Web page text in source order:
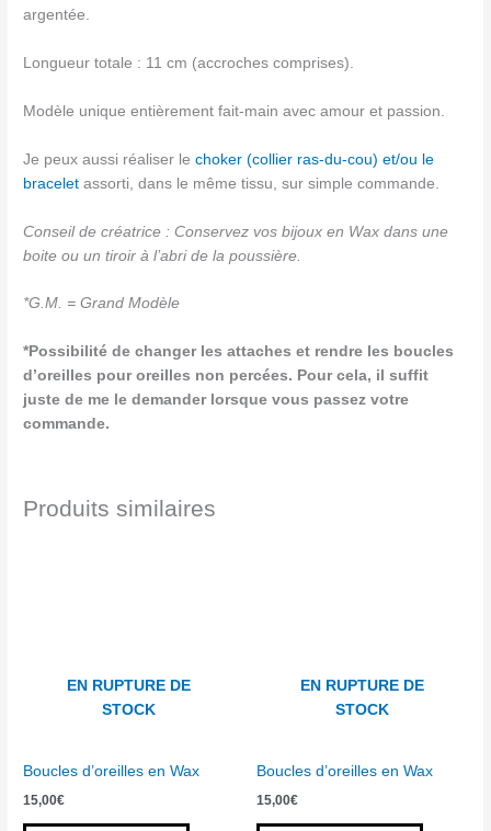
argentée.
Longueur totale : 11 cm (accroches comprises).
Modèle unique entièrement fait-main avec amour et passion.
Je peux aussi réaliser lechoker (collier ras-du-cou) et/ou le
bracelet assorti, dans le même tissu, sur simple commande.
Conseil de créatrice : Conservez vos bijoux en Wax dans une
boite ou un tiroir à l’abri de la poussière.
*G.M. = Grand Modèle
*Possibilité de changer les attaches et rendre les boucles
d’oreilles pour oreilles non percées. Pour cela, il suffit
juste de me le demander lorsque vous passez votre
commande.
Produits similaires
EN RUPTURE DE
STOCK
Boucles d’oreilles en Wax
15,00€
EN RUPTURE DE
STOCK
Boucles d’oreilles en Wax
15,00€